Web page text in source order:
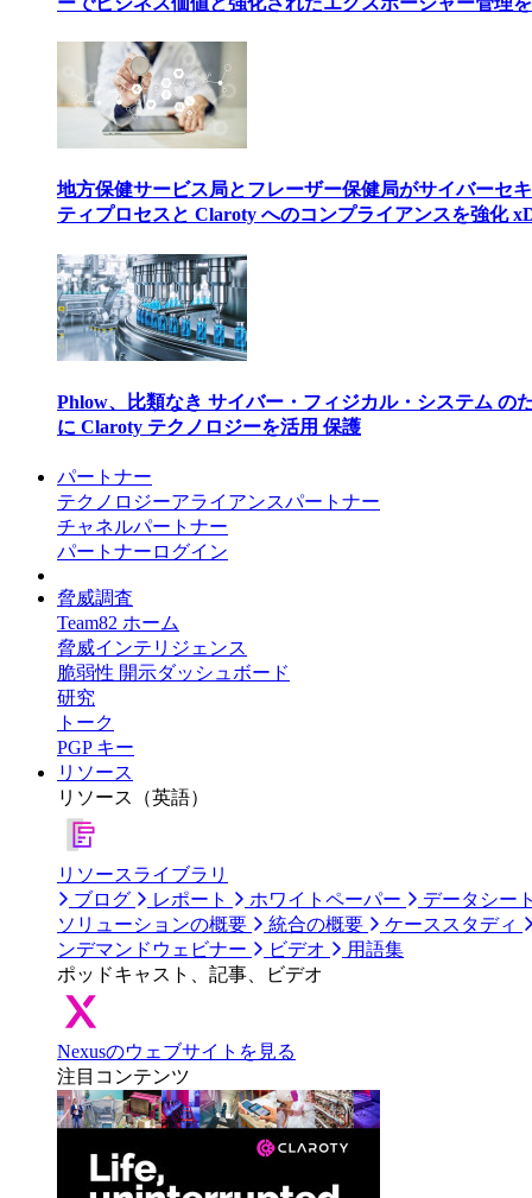
地方保健サービス局とフレーザー保健局がサイバーセ
ティプロセスと Claroty へのコンプライアンスを強化
Phlow、比類なき サイバー・フィジカル・システム の
に Claroty テクノロジーを活用 保護
パートナー
テクノロジーアライアンスパートナー
チャネルパートナー
パートナーログイン
脅威調査
Team82 ホーム
脅威インテリジェンス
脆弱性 開示ダッシュボード
研究
トーク
PGP キー
リソース
リソース（英語）
リソースライブラリ
ブログ
レポート ホワイトペーパー
データシー
ソリューションの概要
統合の概要
ケーススタディ
ンデマンドウェビナー
ビデオ
用語集
ポッドキャスト、記事、ビデオ
Nexusのウェブサイトを見る
注目コンテンツ